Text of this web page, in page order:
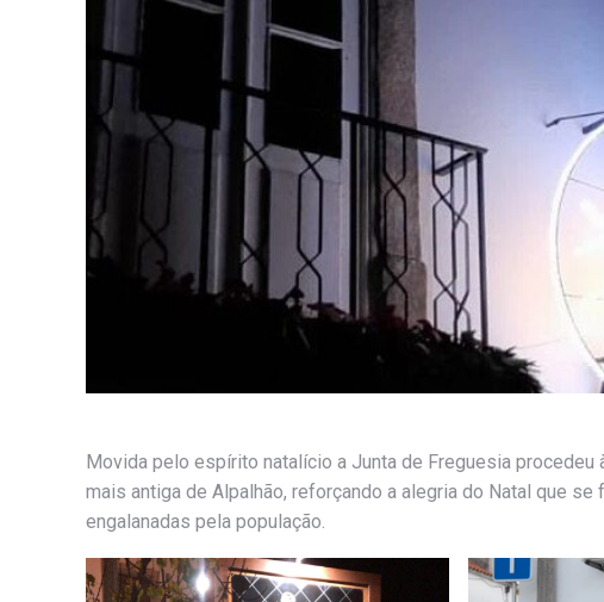
Movida pelo espírito natalício a Junta de Freguesia
mais antiga de Alpalhão, reforçando a alegria do Natal que
engalanadas pela população.